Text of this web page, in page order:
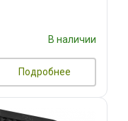
В наличии
Подробнее